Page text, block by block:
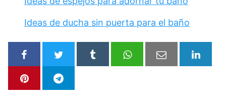
Ideas de ducha sin puerta para el baño